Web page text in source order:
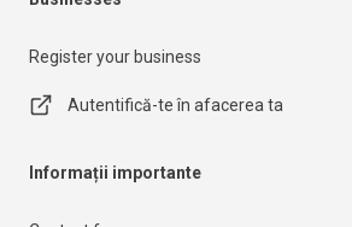
Register your business
Autentifică-te în afacerea ta
Informații importante